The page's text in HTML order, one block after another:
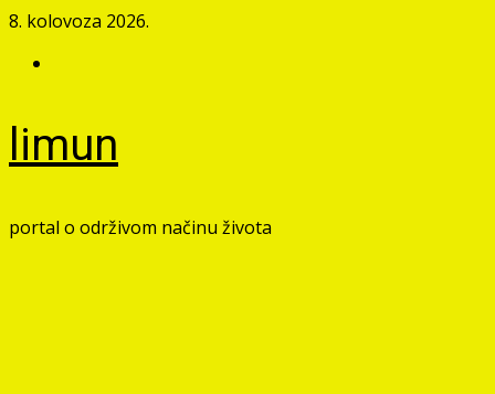
Skip
content
8. kolovoza 2026.
limun
portal o održivom načinu života